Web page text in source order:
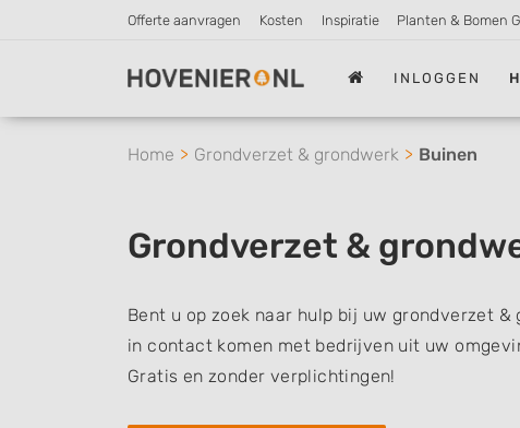
Offerte aanvragen Kosten Inspiratie Planten & Bomen
INLOGGEN
Home Grondverzet & grondwerk Buinen
Grondverzet &
Bent u op zoek naar hulp bij uw grondverzet
in contact komen met bedrijven uit uw
Gratis en zonder verplichtingen!